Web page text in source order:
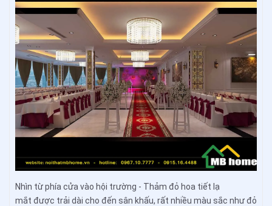
Nhìn từ phía cửa vào hội trường - Thảm đỏ hoa tiết lạ
mắt được trải dài cho đến sân khấu, rất nhiều màu sắc như đỏ